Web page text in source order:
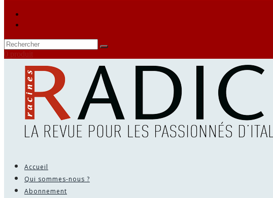
0 produit
Accueil
Qui sommes-nous ?
Abonnement